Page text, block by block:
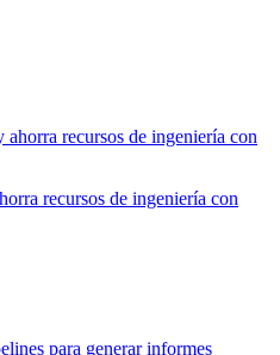
recursos de ingeniería con